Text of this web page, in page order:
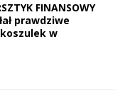
FINANSOWY
prawdziwe
w